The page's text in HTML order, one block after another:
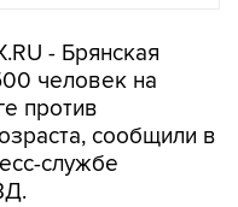
- Брянская
человек на
против
сообщили в
службе